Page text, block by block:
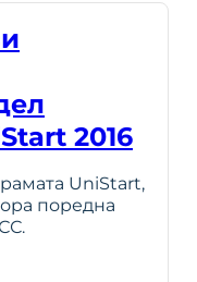
2016
UniStart,
поредна